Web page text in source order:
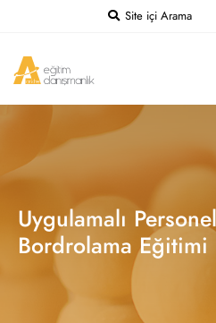
Site içi Arama
Uygulamalı
Bordrolama Eğitimi